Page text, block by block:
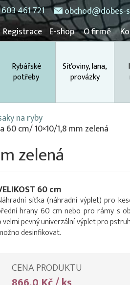
461 721 obchod@dobes-
Registrace E-shop O firmě
Rybářské
potřeby
Síťoviny, lana,
provázky
na ryby
60 cm/ 10×10/1,8 mm zelená
zelená
60 cm
síťka (náhradní výplet) pro
hrany 60 cm nebo pro rámy s
velmi pevný univerzální výplet pro
desinfikovat.
CENA PRODUKTU